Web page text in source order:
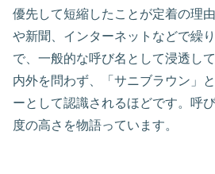
優先して短縮したことが定着の理
や新聞、インターネットなどで繰
で、一般的な呼び名として浸透し
内外を問わず、「サニブラウン」
ーとして認識されるほどです。呼
度の高さを物語っています。